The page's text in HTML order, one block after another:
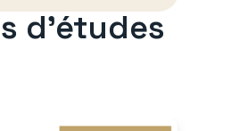
d'études